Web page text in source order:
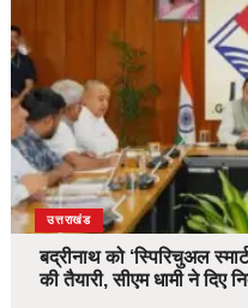
उत्तराखंड
बद्रीनाथ को ‘स्पिरिचुअल
की तैयारी, सीएम धामी ने दिए